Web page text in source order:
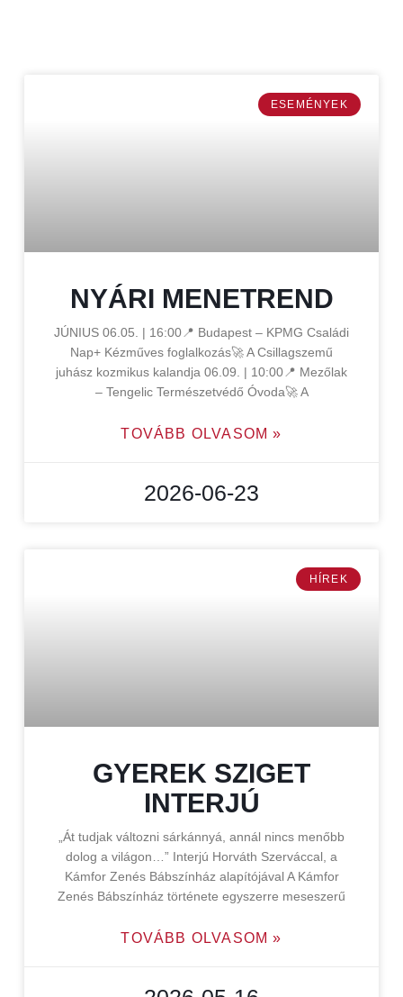
ESEMÉNYEK
NYÁRI MENETREND
JÚNIUS 06.05. | 16:00📍 Budapest – KPMG Családi
Nap+ Kézműves foglalkozás🚀 A Csillagszemű
juhász kozmikus kalandja 06.09. | 10:00📍 Mezőlak
– Tengelic Természetvédő Óvoda🚀 A
TOVÁBB OLVASOM »
2026-06-23
HÍREK
GYEREK SZIGET
INTERJÚ
„Át tudjak változni sárkánnyá, annál nincs menőbb
dolog a világon…” Interjú Horváth Szerváccal, a
Kámfor Zenés Bábszínház alapítójával A Kámfor
Zenés Bábszínház története egyszerre meseszerű
TOVÁBB OLVASOM »